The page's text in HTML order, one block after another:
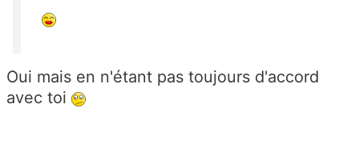
Oui mais en n'étant pas toujours d'accord
avec toi